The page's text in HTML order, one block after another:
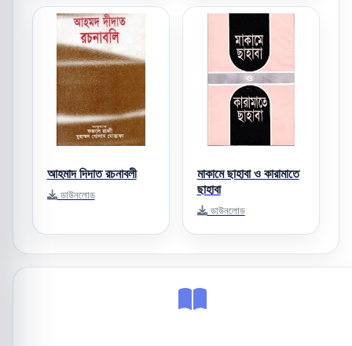
আহমাদ দিদাত রচনাবলী
ডাউনলোড
মাকামে ছাহাবা ও কারামাতে
ছাহাবা
ডাউনলোড